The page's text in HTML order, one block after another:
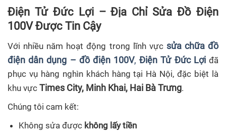
Điện Tử Đức Lợi – Địa Chỉ Sửa Đồ Điện
100V Được Tin Cậy
Với nhiều năm hoạt động trong lĩnh vực sửa chữa đồ
điện dân dụng – đồ điện 100V,Điện Tử Đức Lợiđã
phục vụ hàng nghìn khách hàng tại Hà Nội, đặc biệt là
khu vực Times City, Minh Khai, Hai Bà Trưng.
Chúng tôi cam kết:
Không sửa được không lấy tiền